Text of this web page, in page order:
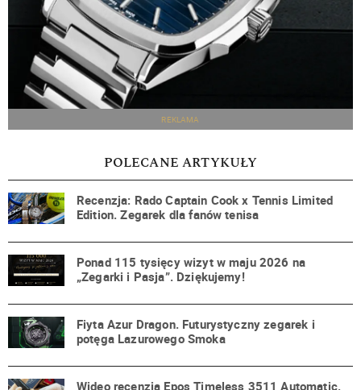
REKLAMA
POLECANE ARTYKUŁY
Recenzja: Rado Captain Cook x Tennis Limited
Edition. Zegarek dla fanów tenisa
Ponad 115 tysięcy wizyt w maju 2026 na
„Zegarki i Pasja”. Dziękujemy!
Fiyta Azur Dragon. Futurystyczny zegarek i
potęga Lazurowego Smoka
Wideo recenzja Epos Timeless 3511 Automatic.